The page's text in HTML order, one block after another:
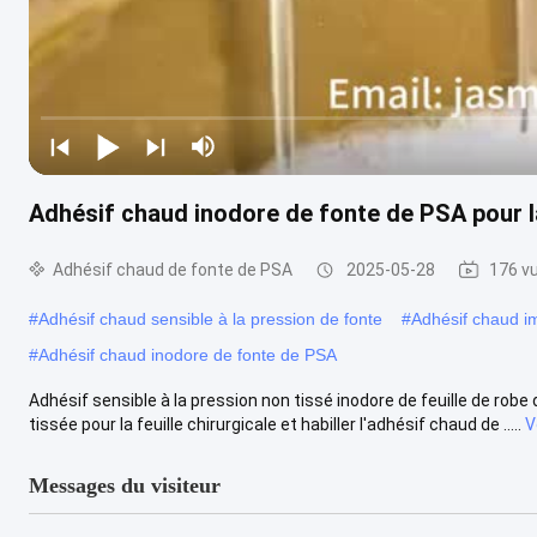
Adhésif chaud inodore de fonte de PSA
Adhésif chaud de fonte de PSA 2025-05-28 176
#Adhésif chaud sensible à la pression de fonte #Adhésif chaud
#Adhésif chaud inodore de fonte de PSA
Adhésif sensible à la pression non tissé inodore de feuille de
tissée pour la feuille chirurgicale et habiller l'adhésif chaud de .....
Messages du visiteur